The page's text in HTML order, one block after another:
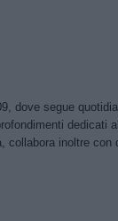
dove segue
dedicati
collabora inoltre con